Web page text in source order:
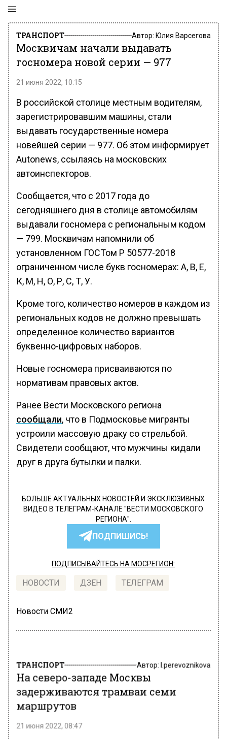
ТРАНСПОРТ Автор: Юлия Варсегова
Москвичам начали выдавать
госномера новой серии — 977
21 июня 2022, 10:15
В российской столице местным водителям,
зарегистрировавшим машины, стали
выдавать государственные номера
новейшей серии — 977. Об этом информирует
Autonews, ссылаясь на московских
автоинспекторов.
Сообщается, что с 2017 года до
сегодняшнего дня в столице автомобилям
выдавали госномера с региональным кодом
— 799. Москвичам напомнили об
установленном ГОСТом Р 50577-2018
ограниченном числе букв госномерах: А, В, Е,
К, М, Н, О, Р, С, Т, У.
Кроме того, количество номеров в каждом из
региональных кодов не должно превышать
определенное количество вариантов
буквенно-цифровых наборов.
Новые госномера присваиваются по
нормативам правовых актов.
Ранее Вести Московского региона
сообщали, что в Подмосковье мигранты
устроили массовую драку со стрельбой.
Свидетели сообщают, что мужчины кидали
друг в друга бутылки и палки.
БОЛЬШЕ АКТУАЛЬНЫХ НОВОСТЕЙ И ЭКСКЛЮЗИВНЫХ
ВИДЕО В ТЕЛЕГРАМ-КАНАЛЕ "ВЕСТИ МОСКОВСКОГО
РЕГИОНА".
ПОДПИШИСЬ!
ПОДПИСЫВАЙТЕСЬ НА МОСРЕГИОН:
НОВОСТИ ДЗЕН ТЕЛЕГРАМ
Новости СМИ2
ТРАНСПОРТ Автор: l.perevoznikova
На северо-западе Москвы
задерживаются трамваи семи
маршрутов
21 июня 2022, 08:47